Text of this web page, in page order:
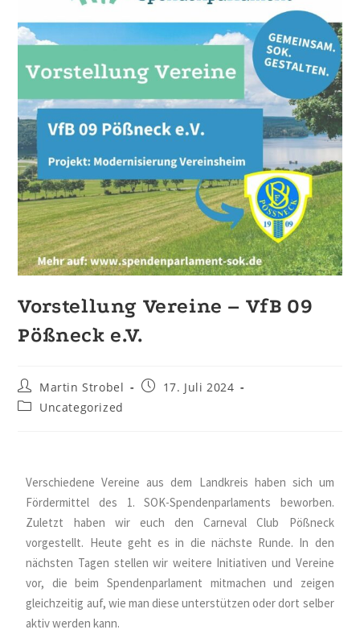
Vorstellung Vereine – VfB 09
Pößneck e.V.
Martin Strobel
17. Juli 2024
Uncategorized
Verschiedene Vereine aus dem Landkreis haben sich um
Fördermittel des 1. SOK-Spendenparlaments beworben.
Zuletzt haben wir euch den Carneval Club Pößneck
vorgestellt. Heute geht es in die nächste Runde. In den
nächsten Tagen stellen wir weitere Initiativen und Vereine
vor, die beim Spendenparlament mitmachen und zeigen
gleichzeitig auf, wie man diese unterstützen oder dort selber
aktiv werden kann.